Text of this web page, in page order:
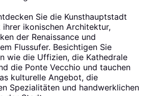
Sie die Kunsthauptstadt
ihrer ikonischen Architektur,
der Renaissance und
Flussufer. Besichtigen Sie
wie die Uffizien, die Kathedrale
die Ponte Vecchio und tauchen
kulturelle Angebot, die
Spezialitäten und handwerklichen